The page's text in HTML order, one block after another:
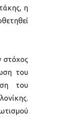
η
στόχος
του
του